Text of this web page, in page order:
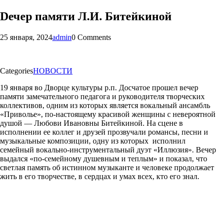
Dечер памяти Л.И. Битейкиной
25 января, 2024admin0 Comments
CategoriesНОВОСТИ
19 января во Дворце культуры р.п. Досчатое прошел вечер
памяти замечательного педагога и руководителя творческих
коллективов, одним из которых является вокальный ансамбль
«Приволье», по-настоящему красивой женщины с невероятной
душой — Любови Ивановны Битейкиной. На сцене в
исполнении ее коллег и друзей прозвучали романсы, песни и
музыкальные композиции, одну из которых исполнил
семейный вокально-инструментальный дуэт «Иллюзия». Вечер
выдался «по-семейному душевным и теплым» и показал, что
светлая память об истинном музыканте и человеке продолжает
жить в его творчестве, в сердцах и умах всех, кто его знал.